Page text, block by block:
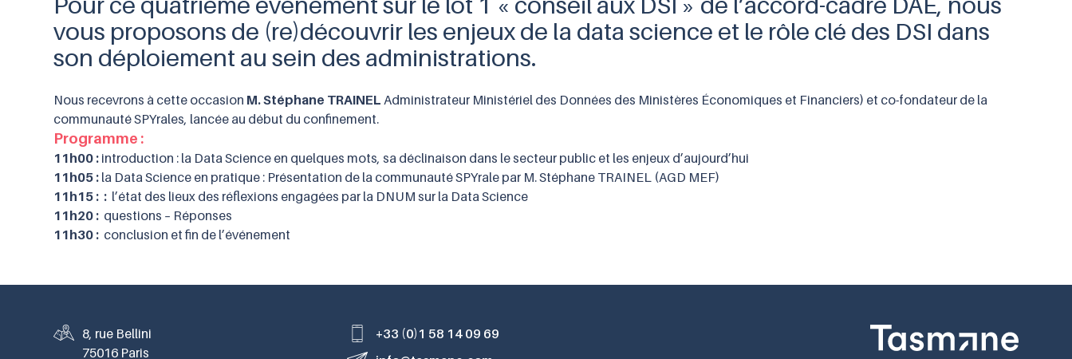
Pour ce quatrième événement sur le lot 1 « conseil aux DSI » de l’accord-cadre DAE, nous
vous proposons de (re)découvrir les enjeux de la data science et le rôle clé des DSI dans
son déploiement au sein des administrations.
Nous recevrons à cette occasion M. Stéphane TRAINELAdministrateur Ministériel des Données des Ministères Économiques et Financiers) et co-fondateur de la
communauté SPYrales, lancée au début du confinement.
Programme :
11h00 : introduction : la Data Science en quelques mots, sa déclinaison dans le secteur public et les enjeux d’aujourd’hui
11h05 : la Data Science en pratique : Présentation de la communauté SPYrale par M. Stéphane TRAINEL (AGD MEF)
11h15 : : l’état des lieux des réflexions engagées par la DNUM sur la Data Science
11h20 : questions – Réponses
11h30 : conclusion et fin de l’événement
8, rue Bellini
75016 Paris
+33 (0)1 58 14 09 69